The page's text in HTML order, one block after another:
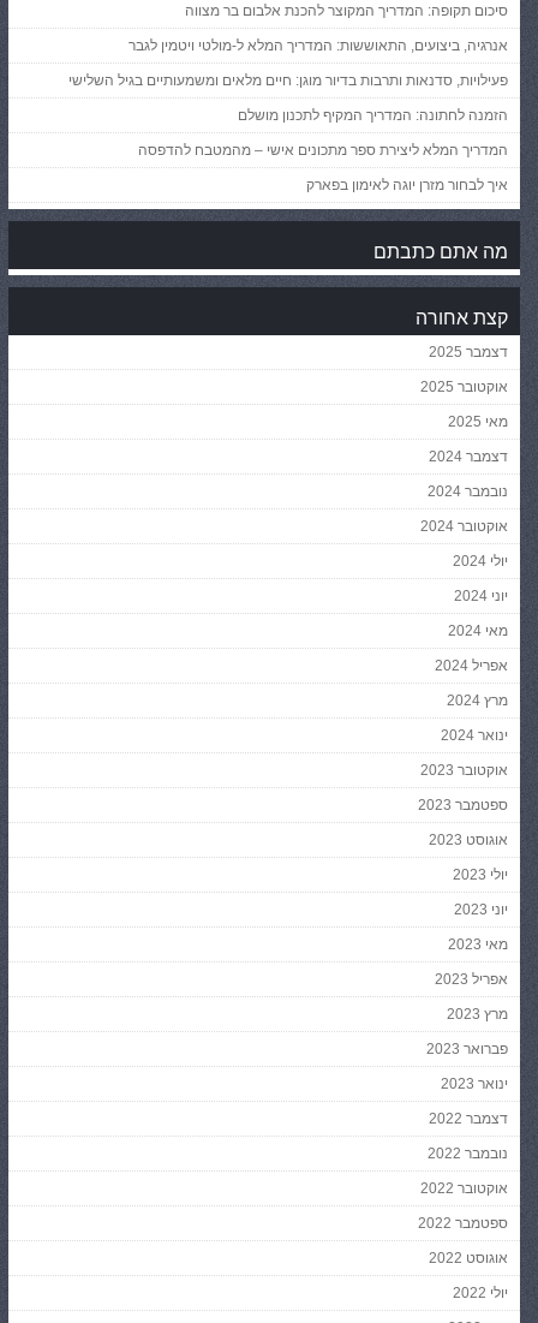
סיכום תקופה: המדריך המקוצר להכנת אלבום בר מצווה
אנרגיה, ביצועים, התאוששות: המדריך המלא ל-מולטי ויטמין לגבר
פעילויות, סדנאות ותרבות בדיור מוגן: חיים מלאים ומשמעותיים בגיל השלישי
הזמנה לחתונה: המדריך המקיף לתכנון מושלם
המדריך המלא ליצירת ספר מתכונים אישי – מהמטבח להדפסה
איך לבחור מזרן יוגה לאימון בפארק
מה אתם כתבתם
קצת אחורה
דצמבר 2025
אוקטובר 2025
מאי 2025
דצמבר 2024
נובמבר 2024
אוקטובר 2024
יולי 2024
יוני 2024
מאי 2024
אפריל 2024
מרץ 2024
ינואר 2024
אוקטובר 2023
ספטמבר 2023
אוגוסט 2023
יולי 2023
יוני 2023
מאי 2023
אפריל 2023
מרץ 2023
פברואר 2023
ינואר 2023
דצמבר 2022
נובמבר 2022
אוקטובר 2022
ספטמבר 2022
אוגוסט 2022
יולי 2022